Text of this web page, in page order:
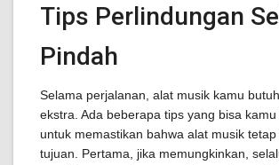
Tips Perlindungan
Pindah
Selama perjalanan, alat musik kamu
ekstra. Ada beberapa tips yang bisa
untuk memastikan bahwa alat musik
tujuan. Pertama, jika memungkinkan,